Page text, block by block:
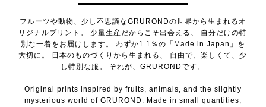
フルーツや動物、少し不思議なGRURONDの世界から生まれるオ
リジナルプリント。 少量生産だからこそ出会える、 自分だけの特
別な一着をお届けします。 わずか1.1％の「Made in Japan」を
大切に。 日本のものづくりから生まれる、 自由で、楽しくて、少
し特別な服。 それが、GRURONDです。
Original prints inspired by fruits, animals, and the slightly
mysterious world of GRUROND. Made in small quantities,